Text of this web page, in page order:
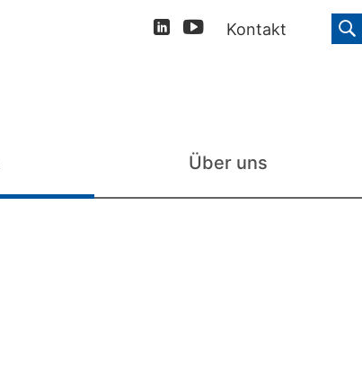
Kontakt
Über uns